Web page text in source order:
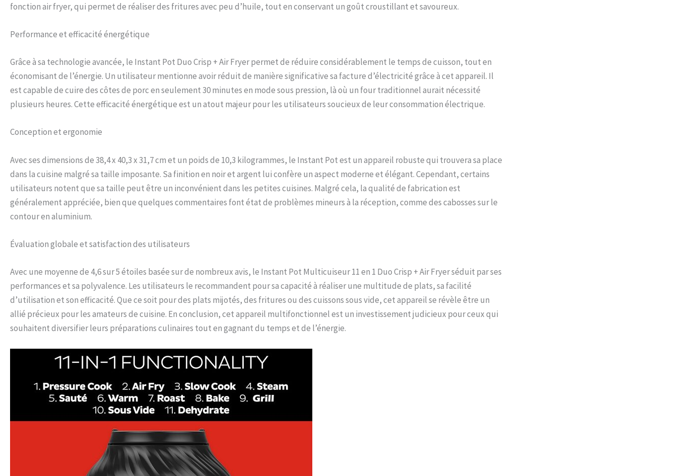
fonction air fryer, qui permet de réaliser des fritures avec peu d’huile, tout en conservant un goût croustillant et savoureux.
Performance et efficacité énergétique
Grâce à sa technologie avancée, le Instant Pot Duo Crisp + Air Fryer permet de réduire considérablement le temps de cuisson, tout en
économisant de l’énergie. Un utilisateur mentionne avoir réduit de manière significative sa facture d’électricité grâce à cet appareil. Il
est capable de cuire des côtes de porc en seulement 30 minutes en mode sous pression, là où un four traditionnel aurait nécessité
plusieurs heures. Cette efficacité énergétique est un atout majeur pour les utilisateurs soucieux de leur consommation électrique.
Conception et ergonomie
Avec ses dimensions de 38,4 x 40,3 x 31,7 cm et un poids de 10,3 kilogrammes, le Instant Pot est un appareil robuste qui trouvera sa place
dans la cuisine malgré sa taille imposante. Sa finition en noir et argent lui confère un aspect moderne et élégant. Cependant, certains
utilisateurs notent que sa taille peut être un inconvénient dans les petites cuisines. Malgré cela, la qualité de fabrication est
généralement appréciée, bien que quelques commentaires font état de problèmes mineurs à la réception, comme des cabosses sur le
contour en aluminium.
Évaluation globale et satisfaction des utilisateurs
Avec une moyenne de 4,6 sur 5 étoiles basée sur de nombreux avis, le Instant Pot Multicuiseur 11 en 1 Duo Crisp + Air Fryer séduit par ses
performances et sa polyvalence. Les utilisateurs le recommandent pour sa capacité à réaliser une multitude de plats, sa facilité
d’utilisation et son efficacité. Que ce soit pour des plats mijotés, des fritures ou des cuissons sous vide, cet appareil se révèle être un
allié précieux pour les amateurs de cuisine. En conclusion, cet appareil multifonctionnel est un investissement judicieux pour ceux qui
souhaitent diversifier leurs préparations culinaires tout en gagnant du temps et de l’énergie.